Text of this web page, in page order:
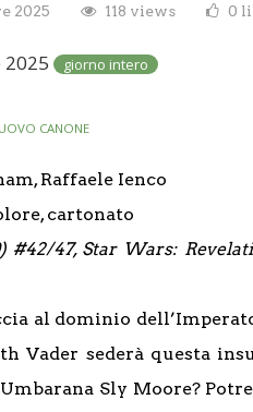
2025 118 views 0
2025 giorno intero
CANONE
Raffaele Ienco
cartonato
#42/47, Star Wars:
al dominio
Vader sederà questa
Sly Moore?